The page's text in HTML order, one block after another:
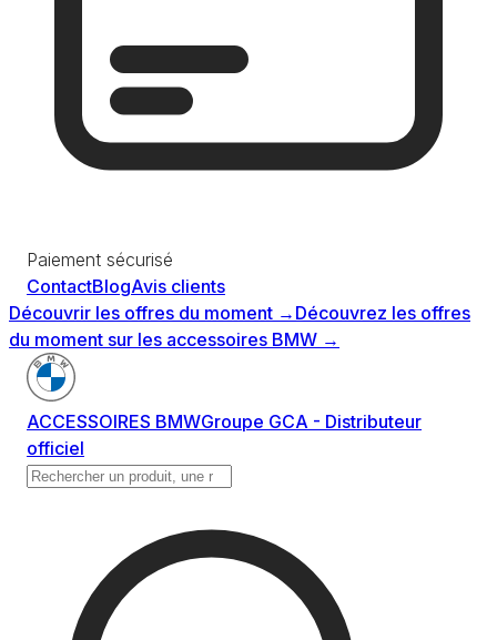
Paiement sécurisé
ContactBlogAvis clients
Découvrir les offres du moment → Découvrez les offres
du moment sur les accessoires BMW →
ACCESSOIRES BMWGroupe GCA - Distributeur
officiel